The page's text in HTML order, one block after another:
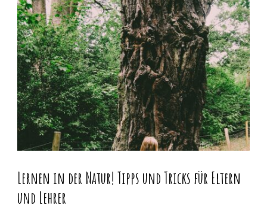
Lernen in der Natur! Tipps und Tricks für Eltern
und Lehrer